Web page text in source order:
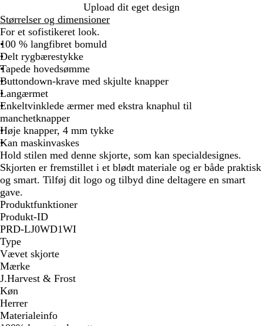
Upload dit eget design
Størrelser og dimensioner
For et sofistikeret look.
100 % langfibret bomuld
Delt rygbærestykke
Tapede hovedsømme
Buttondown-krave med skjulte knapper
Langærmet
Enkeltvinklede ærmer med ekstra knaphul til
manchetknapper
Høje knapper, 4 mm tykke
Kan maskinvaskes
Hold stilen med denne skjorte, som kan specialdesignes.
Skjorten er fremstillet i et blødt materiale og er både praktisk
og smart. Tilføj dit logo og tilbyd dine deltagere en smart
gave.
Produktfunktioner
Produkt-ID
PRD-LJ0WD1WI
Type
Vævet skjorte
Mærke
J.Harvest & Frost
Køn
Herrer
Materialeinfo